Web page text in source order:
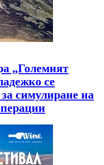
„Големият
се
симулиране на